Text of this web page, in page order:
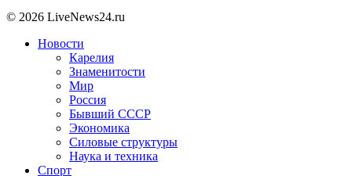
© 2026 LiveNews24.ru
Новости
Карелия
Знаменитости
Мир
Россия
Бывший СССР
Экономика
Силовые структуры
Наука и техника
Спорт